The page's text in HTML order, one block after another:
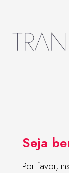
Seja
Por favor,